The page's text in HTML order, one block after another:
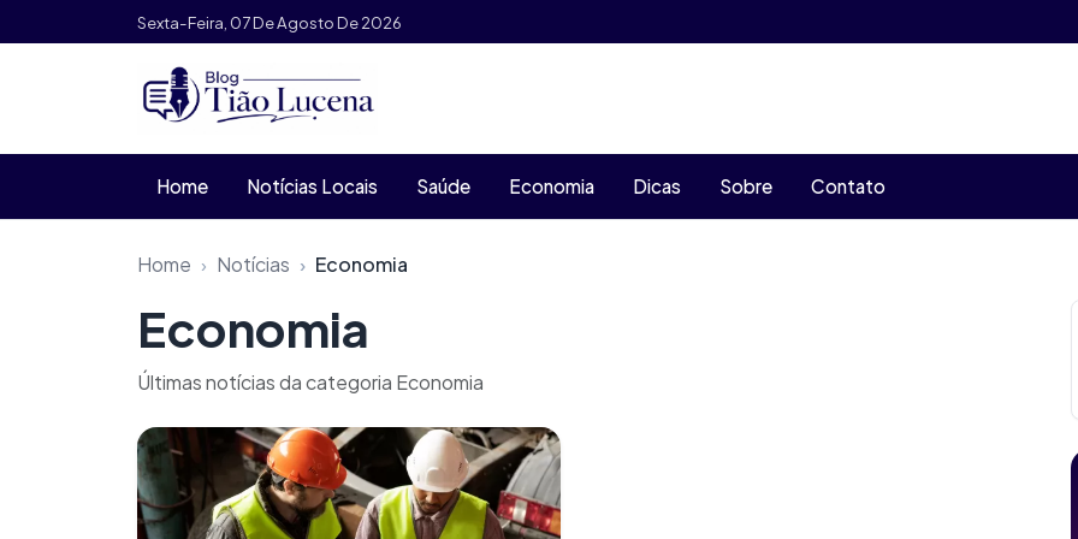
Pular para o conteúdoSexta-Feira, 07 De Agosto De 2026
Home Notícias Locais Saúde Economia Dicas Sobre Contato
Home Notícias Economia
Economia
Últimas notícias da categoria Economia